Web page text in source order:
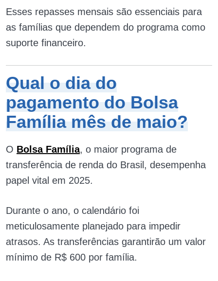
Esses repasses mensais são essenciais para
as famílias que dependem do programa como
suporte financeiro.
Qual o dia do
pagamento do Bolsa
Família mês de maio?
O Bolsa Família, o maior programa de
transferência de renda do Brasil, desempenha
papel vital em 2025.
Durante o ano, o calendário foi
meticulosamente planejado para impedir
atrasos. As transferências garantirão um valor
mínimo de R$ 600 por família.